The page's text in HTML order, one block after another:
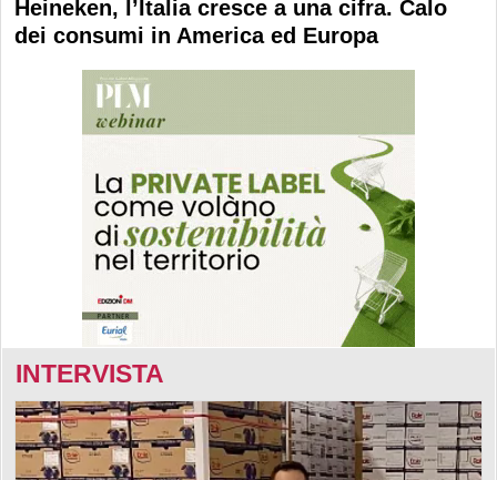
Heineken, l’Italia cresce a una cifra. Calo
dei consumi in America ed Europa
INTERVISTA